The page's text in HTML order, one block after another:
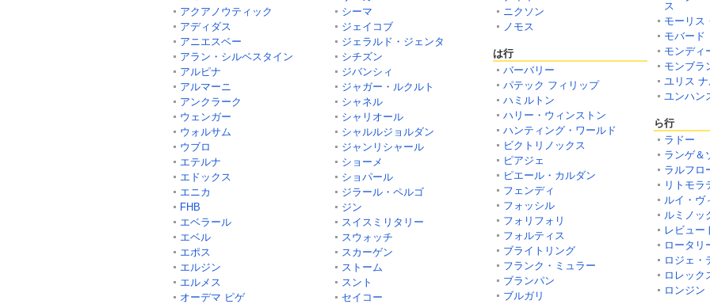
アクアノウティック
アディダス
アニエスベー
アラン・シルベスタイン
アルピナ
アルマーニ
アンクラーク
ウェンガー
ウォルサム
ウブロ
エテルナ
エドックス
エニカ
FHB
エベラール
エベル
エポス
エルジン
エルメス
オーデマ ピゲ
シーマ
ジェイコブ
ジェラルド・ジェンタ
シチズン
ジバンシィ
ジャガー・ルクルト
シャネル
シャリオール
シャルルジョルダン
ジャンリシャール
ショーメ
ショパール
ジラール・ペルゴ
ジン
スイスミリタリー
スウォッチ
スカーゲン
ストーム
スント
セイコー
ニクソン
ノモス
は行
バーバリー
パテック フィリップ
ハミルトン
ハリー・ウィンストン
ハンティング・ワールド
ビクトリノックス
ピアジェ
ピエール・カルダン
フェンディ
フォッシル
フォリフォリ
フォルティス
ブライトリング
フランク・ミュラー
ブランパン
ブルガリ
ス
モーリス
モバード
モンディ
モンブラ
ユリス
ユンハン
ら行
ラドー
ランゲ＆
ラルフロ
リトモラ
ルイ・ヴ
ルミノッ
レビュー
ロータリ
ロジェ・
ロレック
ロンジン